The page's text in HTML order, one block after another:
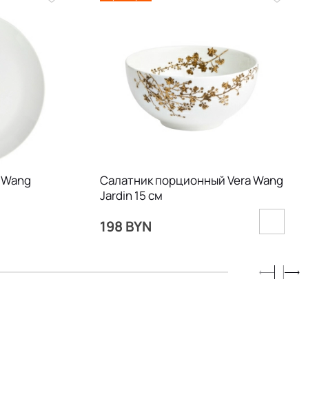
Салатник порционный Vera Wang
Jardin 15 см
198 BYN